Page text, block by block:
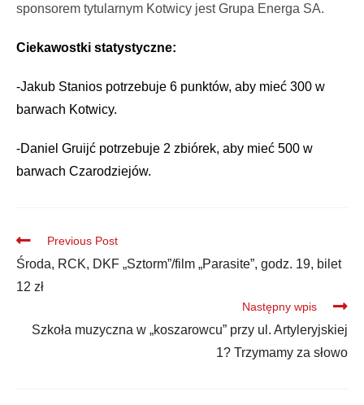
sponsorem tytularnym Kotwicy jest Grupa Energa SA.
Ciekawostki statystyczne:
-Jakub Stanios potrzebuje 6 punktów, aby mieć 300 w
barwach Kotwicy.
-Daniel Gruijć potrzebuje 2 zbiórek, aby mieć 500 w
barwach Czarodziejów.
Previous Post
Środa, RCK, DKF „Sztorm”/film „Parasite”, godz. 19, bilet
12 zł
Następny wpis
Szkoła muzyczna w „koszarowcu” przy ul. Artyleryjskiej
1? Trzymamy za słowo